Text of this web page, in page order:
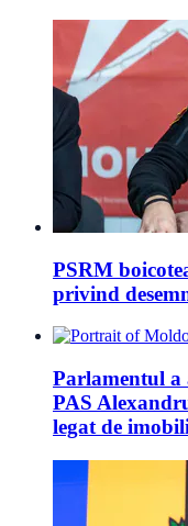
PSRM
privind
Parlamentul a
PAS
legat de